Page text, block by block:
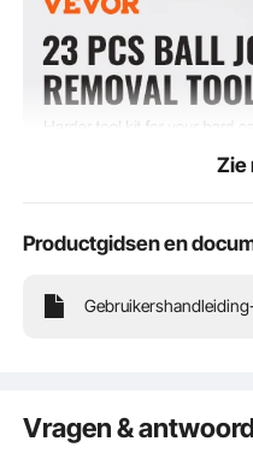
Zie
Productgidsen en
Vragen &